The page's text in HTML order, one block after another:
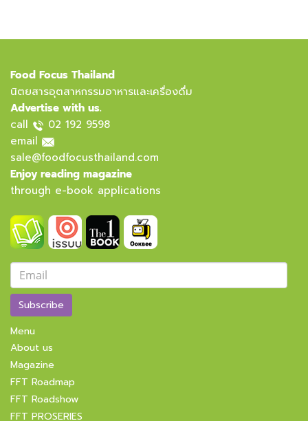
Food Focus Thailand
นิตยสารอุตสาหกรรมอาหารและเครื่องดื่ม
Advertise with us.
call
02 192 9598
email
sale@foodfocusthailand.com
Enjoy reading magazine
through e-book applications
Subscribe
Menu
About us
Magazine
FFT Roadmap
FFT Roadshow
FFT PROSERIES